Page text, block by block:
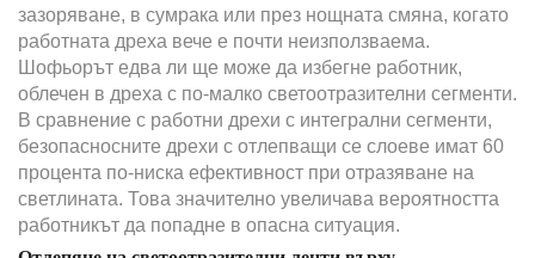
зазоряване, в сумрака или през нощната смяна, когато
работната дреха вече е почти неизползваема.
Шофьорът едва ли ще може да избегне работник,
облечен в дреха с по-малко светоотразителни сегменти.
В сравнение с работни дрехи с интегрални сегменти,
безопасносните дрехи с отлепващи се слоеве имат 60
процента по-ниска ефективност при отразяване на
светлината. Това значително увеличава вероятността
работникът да попадне в опасна ситуация.